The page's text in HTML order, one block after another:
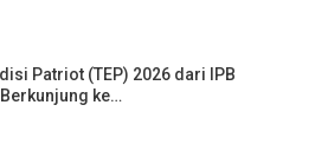
Patriot (TEP) 2026 dari IPB
ke…